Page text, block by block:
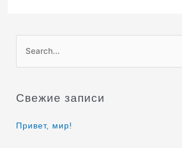
о
с
Свежие записи
Привет, мир!